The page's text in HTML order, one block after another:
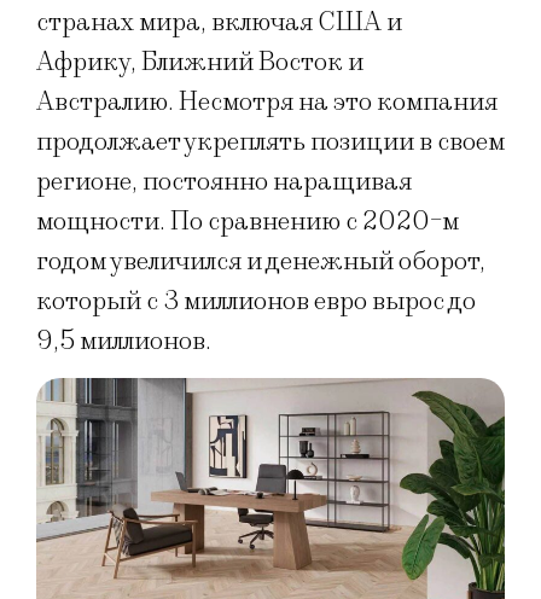
странах мира, включая США и
Африку, Ближний Восток и
Австралию. Несмотря на это компания
продолжает укреплять позиции в своем
регионе, постоянно наращивая
мощности. По сравнению с 2020-м
годом увеличился и денежный оборот,
который с 3 миллионов евро вырос до
9,5 миллионов.